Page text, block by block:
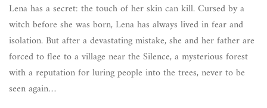
Lena has a secret: the touch of her skin can kill. Cursed by a
witch before she was born, Lena has always lived in fear and
isolation. But after a devastating mistake, she and her father are
forced to flee to a village near the Silence, a mysterious forest
with a reputation for luring people into the trees, never to be
seen again…​